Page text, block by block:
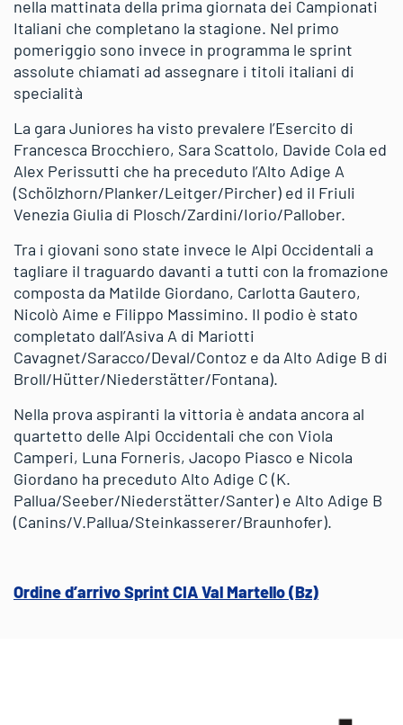
nella mattinata della prima giornata dei Campionati
Italiani che completano la stagione. Nel primo
pomeriggio sono invece in programma le sprint
assolute chiamati ad assegnare i titoli italiani di
specialità
La gara Juniores ha visto prevalere l’Esercito di
Francesca Brocchiero, Sara Scattolo, Davide Cola ed
Alex Perissutti che ha preceduto l’Alto Adige A
(Schölzhorn/Planker/Leitger/Pircher) ed il Friuli
Venezia Giulia di Plosch/Zardini/Iorio/Pallober.
Tra i giovani sono state invece le Alpi Occidentali a
tagliare il traguardo davanti a tutti con la fromazione
composta da Matilde Giordano, Carlotta Gautero,
Nicolò Aime e Filippo Massimino. Il podio è stato
completato dall’Asiva A di Mariotti
Cavagnet/Saracco/Deval/Contoz e da Alto Adige B di
Broll/Hütter/Niederstätter/Fontana).
Nella prova aspiranti la vittoria è andata ancora al
quartetto delle Alpi Occidentali che con Viola
Camperi, Luna Forneris, Jacopo Piasco e Nicola
Giordano ha preceduto Alto Adige C (K.
Pallua/Seeber/Niederstätter/Santer) e Alto Adige B
(Canins/V.Pallua/Steinkasserer/Braunhofer).
Ordine d’arrivo Sprint CIA Val Martello (Bz)